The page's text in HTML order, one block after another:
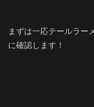
まずは一応テールラー
に確認します！